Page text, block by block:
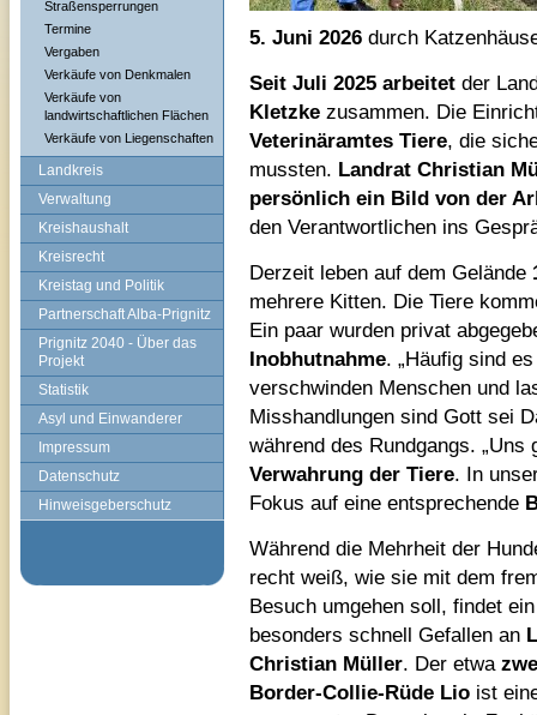
Straßensperrungen
Termine
Vergaben
Verkäufe von Denkmalen
Verkäufe von
landwirtschaftlichen Flächen
Verkäufe von Liegenschaften
Landkreis
Verwaltung
Kreishaushalt
Kreisrecht
Kreistag und Politik
Partnerschaft Alba-Prignitz
Prignitz 2040 - Über das
Projekt
Statistik
Asyl und Einwanderer
Impressum
Datenschutz
Hinweisgeberschutz
5. Juni 2026 durch
Seit Juli 2025 arbeitet der
Kletzke zusammen. Die
Veterinäramtes Tiere, die
mussten. Landrat Christian
persönlich ein Bild von der
den Verantwortlichen ins
Derzeit leben auf dem Gelände
mehrere Kitten. Die Tiere
Ein paar wurden privat
Inobhutnahme. „Häufig sind
verschwinden Menschen und
Misshandlungen sind Gott sei
während des Rundgangs.
Verwahrung der Tiere. In
Fokus auf eine entsprechende
Während die Mehrheit der
recht weiß, wie sie mit dem
Besuch umgehen soll, findet
besonders schnell Gefallen an
Christian Müller. Der etwa
Border-Collie-Rüde Lio ist